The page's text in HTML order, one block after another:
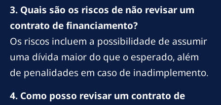
3. Quais são os riscos de não revisar um
contrato de financiamento?
Os riscos incluem a possibilidade de assumir
uma dívida maior do que o esperado, além
de penalidades em caso de inadimplemento.
4. Como posso revisar um contrato de